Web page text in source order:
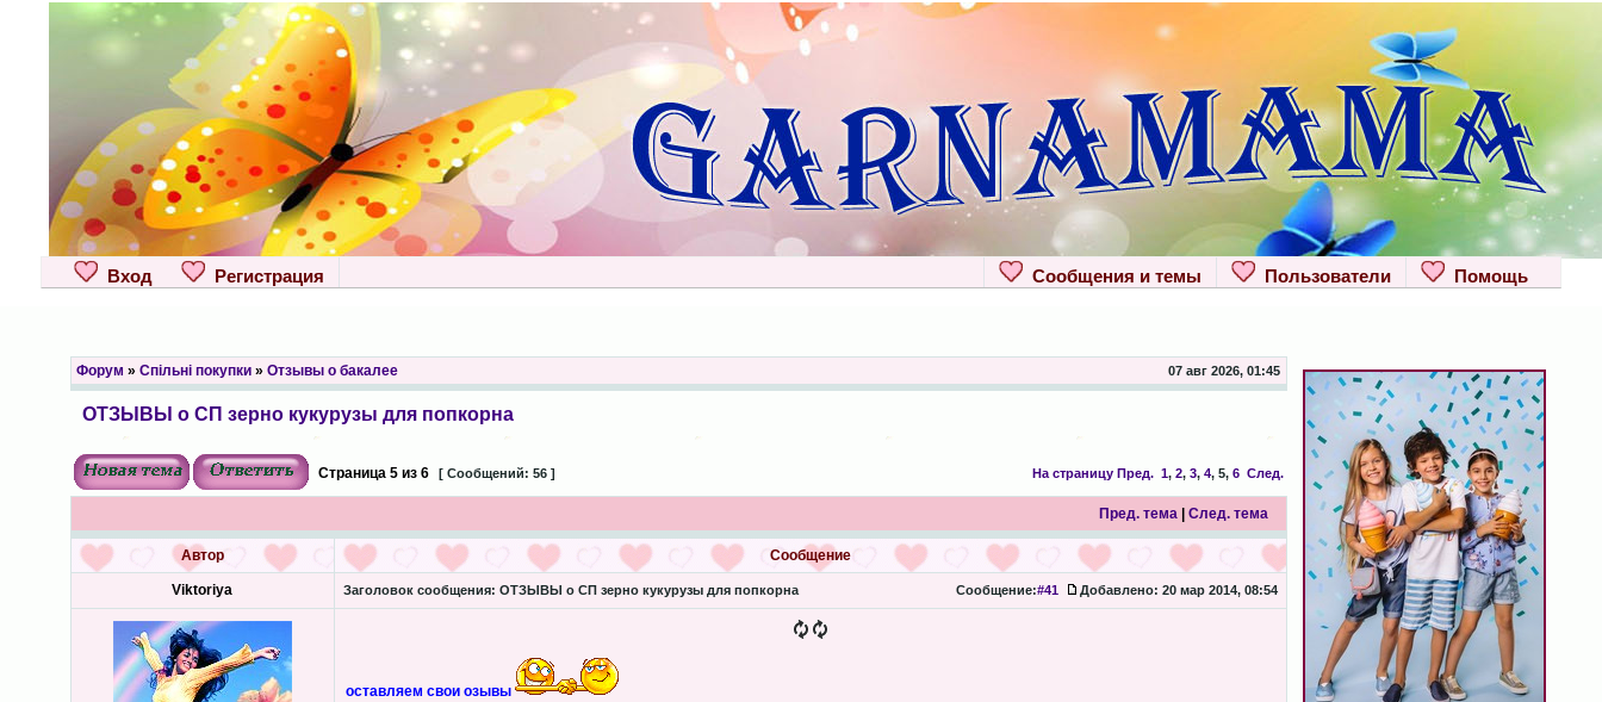
Вход Регистрация Помощь
Пользователи
Сообщения и темы
Форум » Спільні покупки» Отзывы о бакалее 07 авг 2026, 01:45
ОТЗЫВЫ о СП зерно кукурузы для попкорна
Страница 5из 6 [ Сообщений: 56 ] На страницу Пред. 1, 2, 3, 4, 5, 6 След.
Пред. тема| След. тема
Автор Сообщение
Viktoriya Заголовок сообщения: ОТЗЫВЫ о СП зерно кукурузы для попкорна Сообщение:#41 Добавлено: 20 мар 2014, 08:54
оставляем свои озывы